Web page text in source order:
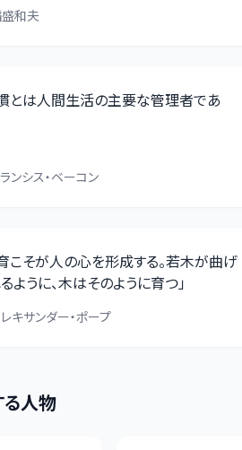
和夫
とは人間生活の主要な管理者であ
ンシス・ベーコン
こそが人の心を形成する。若木が曲げ
ように、木はそのように育つ」
キサンダー・ポープ
人物